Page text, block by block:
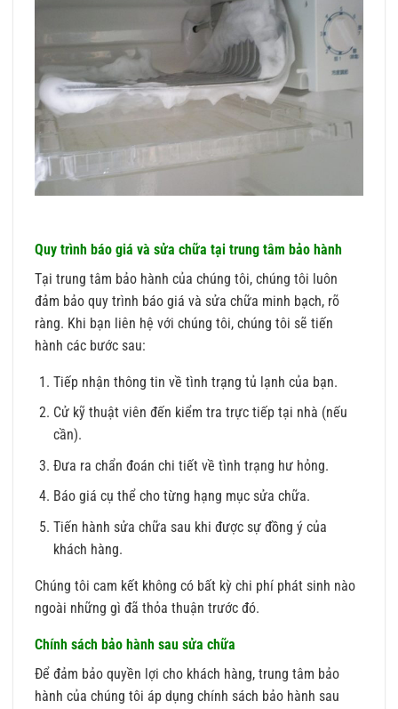
Quy trình báo giá và sửa chữa tại trung tâm bảo hành
Tại trung tâm bảo hành của chúng tôi, chúng tôi luôn
đảm bảo quy trình báo giá và sửa chữa minh bạch, rõ
ràng. Khi bạn liên hệ với chúng tôi, chúng tôi sẽ tiến
hành các bước sau:
Tiếp nhận thông tin về tình trạng tủ lạnh của bạn.
Cử kỹ thuật viên đến kiểm tra trực tiếp tại nhà (nếu
cần).
Đưa ra chẩn đoán chi tiết về tình trạng hư hỏng.
Báo giá cụ thể cho từng hạng mục sửa chữa.
Tiến hành sửa chữa sau khi được sự đồng ý của
khách hàng.
Chúng tôi cam kết không có bất kỳ chi phí phát sinh nào
ngoài những gì đã thỏa thuận trước đó.
Chính sách bảo hành sau sửa chữa
Để đảm bảo quyền lợi cho khách hàng, trung tâm bảo
hành của chúng tôi áp dụng chính sách bảo hành sau